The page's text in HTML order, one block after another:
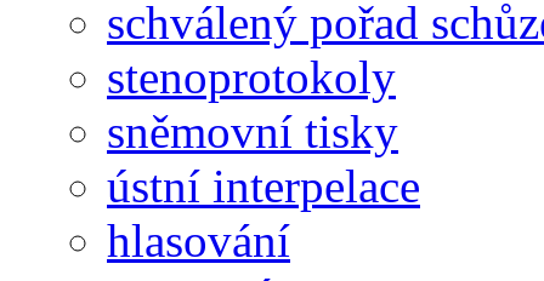
schválený pořad
stenoprotokoly
sněmovní tisky
ústní interpelace
hlasování